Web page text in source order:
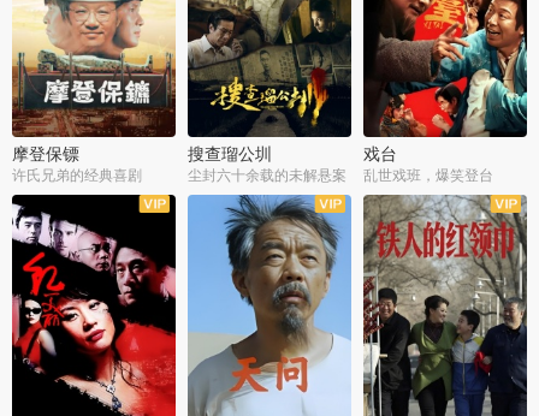
摩登保镖
许氏兄弟的经典喜剧
搜查瑠公圳
尘封六十余载的未解悬案
戏台
乱世戏班，爆笑登台